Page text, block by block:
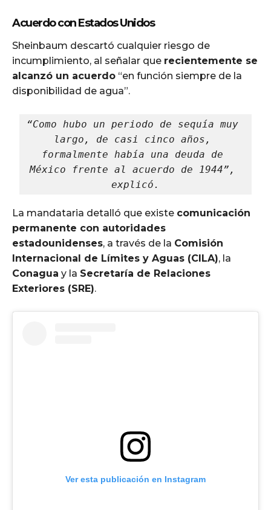
Acuerdo con Estados Unidos
Sheinbaum descartó cualquier riesgo de
incumplimiento, al señalar que recientemente se
alcanzó un acuerdo “en función siempre de la
disponibilidad de agua”.
“Como hubo un periodo de sequía muy
largo, de casi cinco años,
formalmente había una deuda de
México frente al acuerdo de 1944”,
explicó.
La mandataria detalló que existe comunicación
permanente con autoridades
estadounidenses, a través de la Comisión
Internacional de Límites y Aguas (CILA), la
Conagua y la Secretaría de Relaciones
Exteriores (SRE).
Ver esta publicación en Instagram